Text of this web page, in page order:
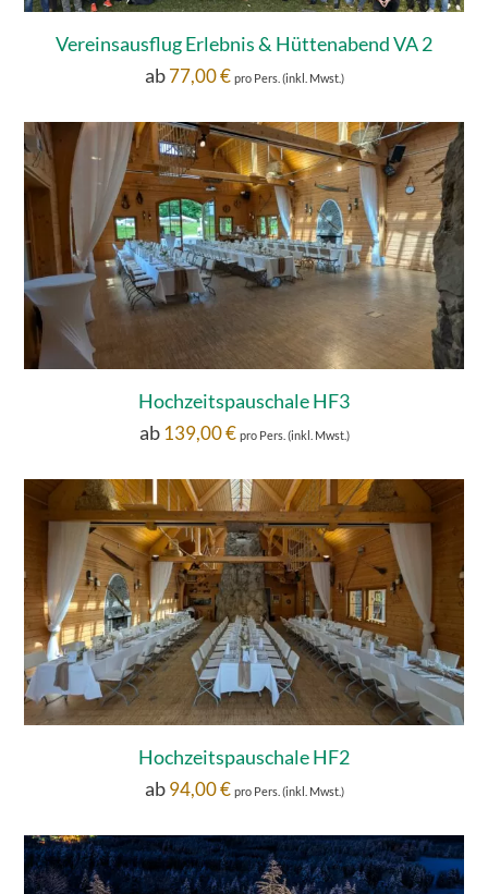
Vereinsausflug Erlebnis & Hüttenabend VA 2
ab77,00€ pro Pers. (inkl. Mwst.)
Hochzeitspauschale HF3
ab139,00€ pro Pers. (inkl. Mwst.)
Hochzeitspauschale HF2
ab94,00€ pro Pers. (inkl. Mwst.)